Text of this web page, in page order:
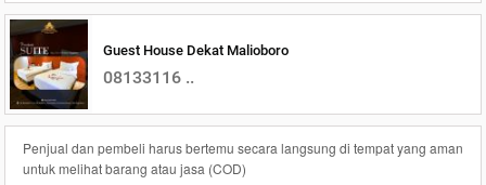
Guest House Dekat Malioboro
08133116 ..
Penjual dan pembeli harus bertemu secara langsung di tempat yang aman
untuk melihat barang atau jasa (COD)